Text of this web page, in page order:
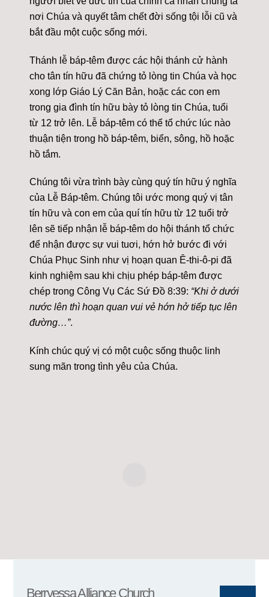
nơi Chúa và quyết tâm chết đời sống tội lỗi cũ và
bắt đầu một cuộc sống mới.
Thánh lễ báp-têm được các hội thánh cử hành
cho tân tín hữu đã chứng tỏ lòng tin Chúa và học
xong lớp Giáo Lý Căn Bản, hoặc các con em
trong gia đình tín hữu bày tỏ lòng tin Chúa, tuổi
từ 12 trở lên. Lễ báp-têm có thể tổ chức lúc nào
thuận tiện trong hồ báp-têm, biển, sông, hồ hoặc
hồ tắm.
Chúng tôi vừa trình bày cùng quý tín hữu ý nghĩa
của Lễ Báp-têm. Chúng tôi ước mong quý vị tân
tín hữu và con em của quí tín hữu từ 12 tuổi trở
lên sẽ tiếp nhận lễ báp-têm do hội thánh tổ chức
để nhận được sự vui tuơi, hớn hở bước đi với
Chúa Phục Sinh như vị hoạn quan Ê-thi-ô-pi đã
kinh nghiệm sau khi chịu phép báp-têm được
chép trong Công Vụ Các Sứ Đồ 8:39: “Khi ở dưới
nước lên thì hoạn quan vui vẻ hớn hở tiếp tục lên
đường…”.
Kính chúc quý vị có một cuộc sống thuộc linh
sung mãn trong tình yêu của Chúa.
Berryessa Alliance Church